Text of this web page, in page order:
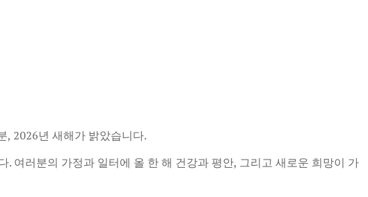
, 2026년 새해가 밝았습니다.
. 여러분의 가정과 일터에 올 한 해 건강과 평안, 그리고 새로운 희망이 가